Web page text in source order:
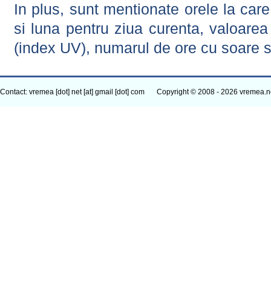
In plus, sunt mentionate orele la
si luna pentru ziua curenta,
(index UV), numarul de ore cu soare
Contact: vremea [dot] net [at] gmail [dot] com Copyright © 2008 - 2026